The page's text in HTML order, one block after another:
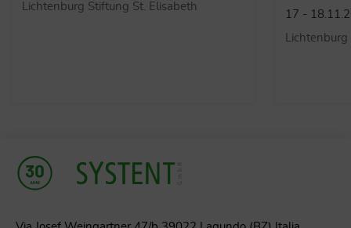
17 - 18.11.2026
81/08 e
19.11.2026